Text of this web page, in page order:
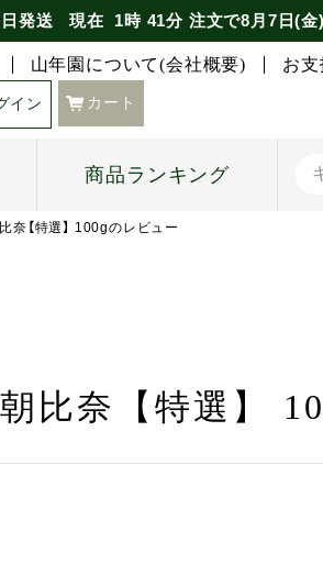
発送 現在 1時 41分注文で8月7日(金
山年園について(会社概要) お
イン カート
商品ランキング
奈【特選】 100gのレビュー
比奈【特選】